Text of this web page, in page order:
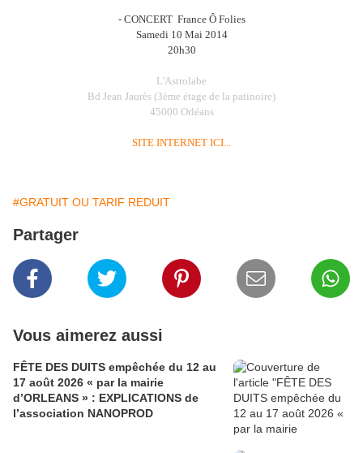
- CONCERT France Ô Folies
Samedi 10 Mai 2014
20h30
L'Astrolabe
Bd Jean Jaurès (3ème étage de la patinoire)
45000 Orléans
SITE INTERNET ICI...
#GRATUIT OU TARIF REDUIT
Partager
Vous aimerez aussi
FÊTE DES DUITS empêchée du 12 au
17 août 2026 « par la mairie
d’ORLEANS » : EXPLICATIONS de
l’association NANOPROD